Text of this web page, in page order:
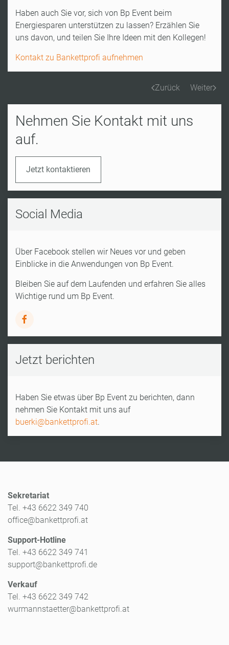
Haben auch Sie vor, sich von Bp Event beim
Energiesparen unterstützen zu lassen? Erzählen Sie
uns davon, und teilen Sie Ihre Ideen mit den Kollegen!
Kontakt zu Bankettprofi aufnehmen
Zurück Weiter
Nehmen Sie Kontakt mit uns
auf.
Jetzt kontaktieren
Social Media
Über Facebook stellen wir Neues vor und geben
Einblicke in die Anwendungen von Bp Event.
Bleiben Sie auf dem Laufenden und erfahren Sie alles
Wichtige rund um Bp Event.
Jetzt berichten
Haben Sie etwas über Bp Event zu berichten, dann
nehmen Sie Kontakt mit uns auf
buerki@bankettprofi.at.
Sekretariat
Tel. +43 6622 349 740
office@bankettprofi.at
Support-Hotline
Tel. +43 6622 349 741
support@bankettprofi.de
Verkauf
Tel. +43 6622 349 742
wurmannstaetter@bankettprofi.at